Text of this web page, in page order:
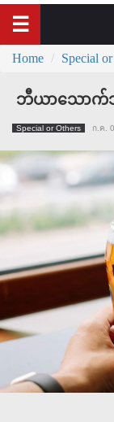
Home Special
ဘီယာသောက်
Special or Others ก.ค.